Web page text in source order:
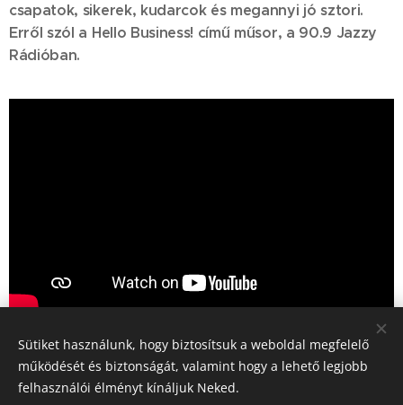
csapatok, sikerek, kudarcok és megannyi jó sztori.
Erről szól a Hello Business! című műsor, a 90.9 Jazzy
Rádióban.
Sütiket használunk, hogy biztosítsuk a weboldal megfelelő
működését és biztonságát, valamint hogy a lehető legjobb
felhasználói élményt kínáljuk Neked.